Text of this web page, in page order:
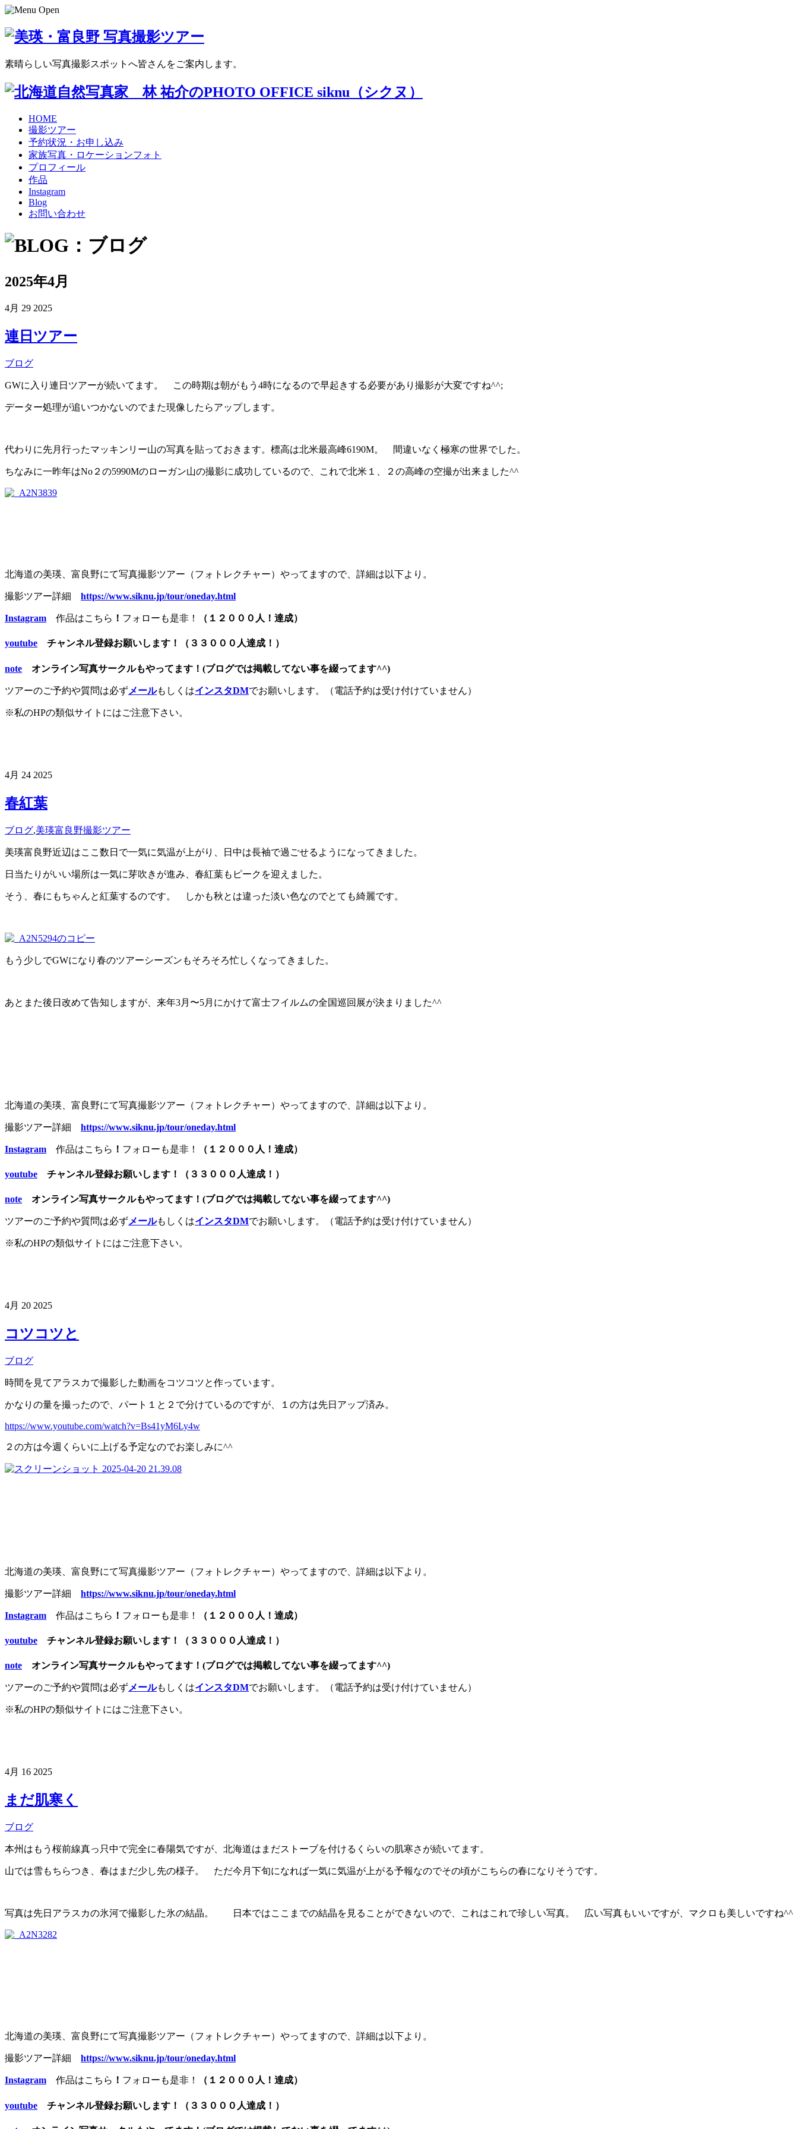
素晴らしい写真撮影スポットへ皆さんをご案内します。
HOME
撮影ツアー
予約状況・お申し込み
家族写真・ロケーションフォト
プロフィール
作品
Instagram
Blog
お問い合わせ
2025年4月
4月 29 2025
連日ツアー
ブログ
GWに入り連日ツアーが続いてます。 この時期は朝がもう4時になるので早起きする必要があり撮影が大変ですね^^;
データー処理が追いつかないのでまた現像したらアップします。
代わりに先月行ったマッキンリー山の写真を貼っておきます。標高は北米最高峰6190M。 間違いなく極寒の世界でした。
ちなみに一昨年はNo２の5990Mのローガン山の撮影に成功しているので、これで北米１、２の高峰の空撮が出来ました^^
北海道の美瑛、富良野にて写真撮影ツアー（フォトレクチャー）やってますので、詳細は以下より。
撮影ツアー詳細 https://www.siknu.jp/tour/oneday.html
Instagram 作品はこちら ！ フォローも是非！ （１２０００人！達成）
youtube チャンネル登録お願いします！（３３０００人達成！）
note オンライン写真サークルもやってます！(ブログでは掲載してない事を綴ってます^^)
ツアーのご予約や質問は必ずメールもしくはインスタDMでお願いします。（電話予約は受け付けていません）
※私のHPの類似サイトにはご注意下さい。
4月 24 2025
春紅葉
ブログ,美瑛富良野撮影ツアー
美瑛富良野近辺はここ数日で一気に気温が上がり、日中は長袖で過ごせるようになってきました。
日当たりがいい場所は一気に芽吹きが進み、春紅葉もピークを迎えました。
そう、春にもちゃんと紅葉するのです。 しかも秋とは違った淡い色なのでとても綺麗です。
もう少しでGWになり春のツアーシーズンもそろそろ忙しくなってきました。
あとまた後日改めて告知しますが、来年3月〜5月にかけて富士フイルムの全国巡回展が決まりました^^
北海道の美瑛、富良野にて写真撮影ツアー（フォトレクチャー）やってますので、詳細は以下より。
撮影ツアー詳細 https://www.siknu.jp/tour/oneday.html
Instagram 作品はこちら ！ フォローも是非！ （１２０００人！達成）
youtube チャンネル登録お願いします！（３３０００人達成！）
note オンライン写真サークルもやってます！(ブログでは掲載してない事を綴ってます^^)
ツアーのご予約や質問は必ずメールもしくはインスタDMでお願いします。（電話予約は受け付けていません）
※私のHPの類似サイトにはご注意下さい。
4月 20 2025
コツコツと
ブログ
時間を見てアラスカで撮影した動画をコツコツと作っています。
かなりの量を撮ったので、パート１と２で分けているのですが、１の方は先日アップ済み。
https://www.youtube.com/watch?v=Bs41yM6Ly4w
２の方は今週くらいに上げる予定なのでお楽しみに^^
北海道の美瑛、富良野にて写真撮影ツアー（フォトレクチャー）やってますので、詳細は以下より。
撮影ツアー詳細 https://www.siknu.jp/tour/oneday.html
Instagram 作品はこちら ！ フォローも是非！ （１２０００人！達成）
youtube チャンネル登録お願いします！（３３０００人達成！）
note オンライン写真サークルもやってます！(ブログでは掲載してない事を綴ってます^^)
ツアーのご予約や質問は必ずメールもしくはインスタDMでお願いします。（電話予約は受け付けていません）
※私のHPの類似サイトにはご注意下さい。
4月 16 2025
まだ肌寒く
ブログ
本州はもう桜前線真っ只中で完全に春陽気ですが、北海道はまだストーブを付けるくらいの肌寒さが続いてます。
山では雪もちらつき、春はまだ少し先の様子。 ただ今月下旬になれば一気に気温が上がる予報なのでその頃がこちらの春になりそうです。
写真は先日アラスカの氷河で撮影した氷の結晶。 日本ではここまでの結晶を見ることができないので、これはこれで珍しい写真。 広い写真もいいですが、マクロも美しいですね^^
北海道の美瑛、富良野にて写真撮影ツアー（フォトレクチャー）やってますので、詳細は以下より。
撮影ツアー詳細 https://www.siknu.jp/tour/oneday.html
Instagram 作品はこちら ！ フォローも是非！ （１２０００人！達成）
youtube チャンネル登録お願いします！（３３０００人達成！）